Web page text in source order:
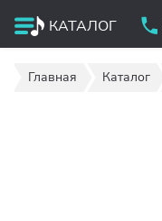
КАТАЛОГ
Главная Каталог